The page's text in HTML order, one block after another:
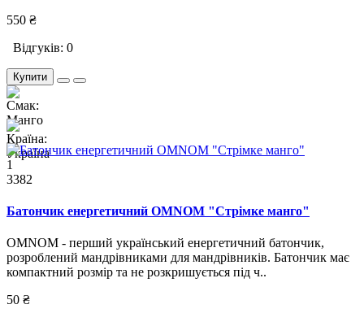
550 ₴
Відгуків: 0
Купити
1
3382
Батончик енергетичний OMNOM "Стрімке манго"
OMNOM - перший український енергетичний батончик,
розроблений мандрівниками для мандрівників. Батончик має
компактний розмір та не розкришується під ч..
50 ₴